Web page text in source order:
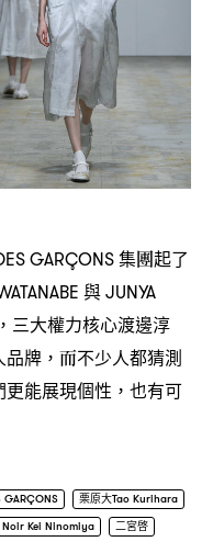
GARÇONS集團起了
與JUNYA
， 三大權力核心渡邊淳
品牌 ， 而不少人都猜測
能展現個性 ， 也有可
GARÇONS
栗原大Tao Kurihara
Noir Kei Ninomiya 二宮啓